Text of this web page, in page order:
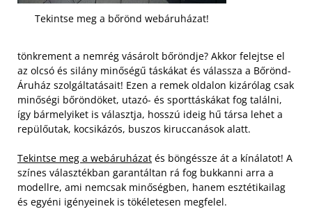
Tekintse meg a bőrönd webáruházat!
tönkrement a nemrég vásárolt bőröndje? Akkor felejtse el
az olcsó és silány minőségű táskákat és válassza a Bőrönd-
Áruház szolgáltatásait! Ezen a remek oldalon kizárólag csak
minőségi bőröndöket, utazó- és sporttáskákat fog találni,
így bármelyiket is választja, hosszú ideig hű társa lehet a
repülőutak, kocsikázós, buszos kiruccanások alatt.
Tekintse meg a webáruházat és böngéssze át a kínálatot! A
színes választékban garantáltan rá fog bukkanni arra a
modellre, ami nemcsak minőségben, hanem esztétikailag
és egyéni igényeinek is tökéletesen megfelel.